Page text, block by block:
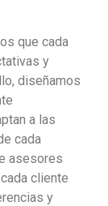
que cada
y
diseñamos
a las
cada
asesores
cliente
y